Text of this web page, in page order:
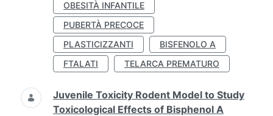
OBESITÀ INFANTILE
PUBERTÀ PRECOCE
PLASTICIZZANTI
BISFENOLO A
FTALATI
TELARCA PREMATURO
Juvenile Toxicity Rodent Model to Study
Toxicological Effects of Bisphenol A